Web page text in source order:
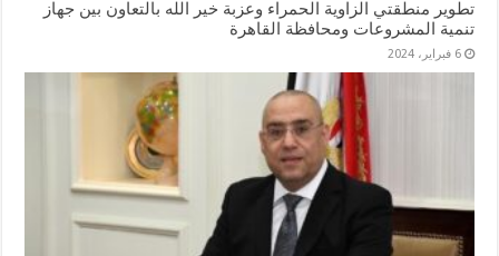
تطوير منطقتي الزاوية الحمراء وعزبة خير الله بالتعاون بين جهاز
تنمية المشروعات ومحافظة القاهرة
6 فبراير، 2024